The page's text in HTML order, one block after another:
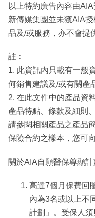
以上特約廣告內容由
新傳媒集團並未獲AIA
品及/或服務，亦不會提
註︰
1. 此資訊內只載有一般
何銷售建議及/或有關產
2. 在此文件中的產品資
產品特點、條款及細則
請參閱相關產品之產品
保險合約之樣本，您可
關於AIA自願醫保尊顯計
高達7個月保費回
內為3名或以上不
計劃」。受保人